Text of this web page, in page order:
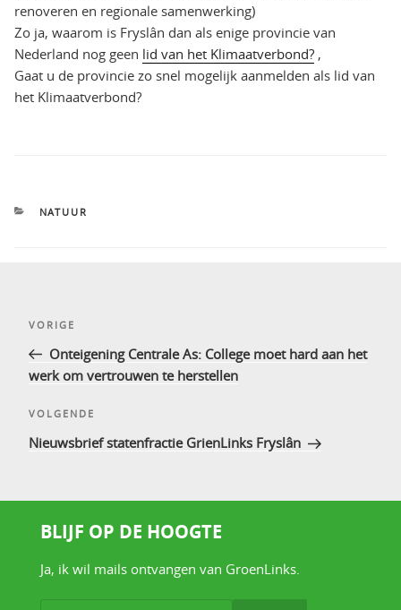
renoveren en regionale samenwerking)
Zo ja, waarom is Fryslân dan als enige provincie van
Nederland nog geen lid van het Klimaatverbond? ,
Gaat u de provincie zo snel mogelijk aanmelden als lid van
het Klimaatverbond?
CATEGORIEËN
NATUUR
Vorig
bericht
VORIGE
Onteigening Centrale As: College moet hard aan het
werk om vertrouwen te herstellen
Volgend
bericht
VOLGENDE
Nieuwsbrief statenfractie GrienLinks Fryslân
BLIJF OP DE HOOGTE
Ja, ik wil mails ontvangen van GroenLinks.